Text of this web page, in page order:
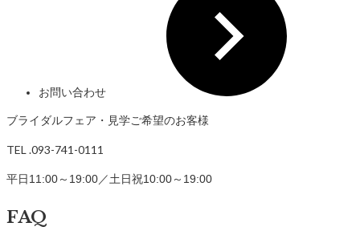
お問い合わせ
ブライダルフェア・見学ご希望のお客様
TEL .093-741-0111
平日11:00～19:00／土日祝10:00～19:00
FAQ